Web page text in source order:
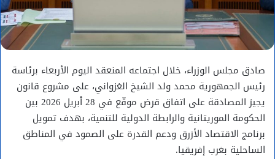
صادق مجلس الوزراء، خلال اجتماعه المنعقد اليوم الأربعاء برئاسة
رئيس الجمهورية محمد ولد الشيخ الغزواني، على مشروع قانون
يجيز المصادقة على اتفاق قرض موقّع في 28 أبريل 2026 بين
الحكومة الموريتانية والرابطة الدولية للتنمية، بهدف تمويل
برنامج الاقتصاد الأزرق ودعم القدرة على الصمود في المناطق
الساحلية بغرب إفريقيا.